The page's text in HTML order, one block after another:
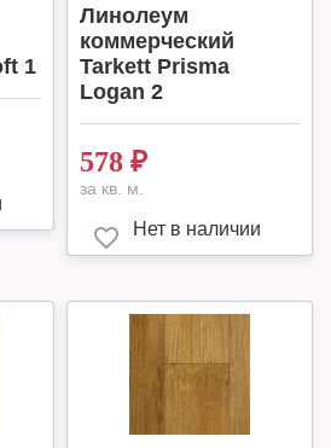
1
Линолеум
коммерческий
Tarkett Prisma
Logan 2
578 ₽
за кв. м.
Нет в наличии